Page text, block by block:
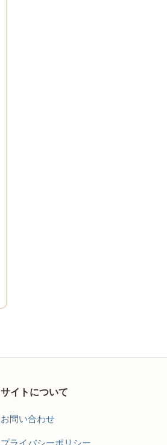
サイトについて
お問い合わせ
プライバシーポリシー